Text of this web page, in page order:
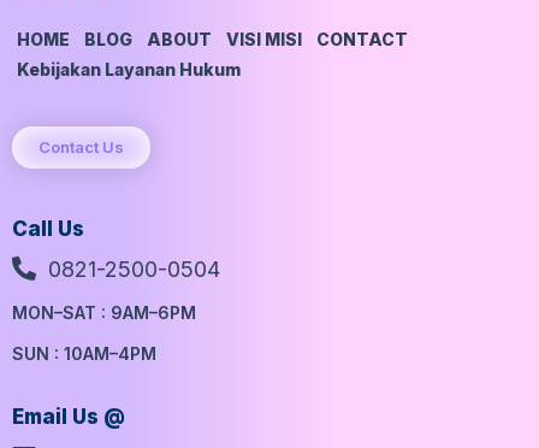
HOME BLOG ABOUT VISI MISI
CONTACT
Kebijakan Layanan Hukum
Contact Us
Call Us
0821-2500-0504
MON–SAT : 9AM–6PM
SUN : 10AM–4PM
Email Us @